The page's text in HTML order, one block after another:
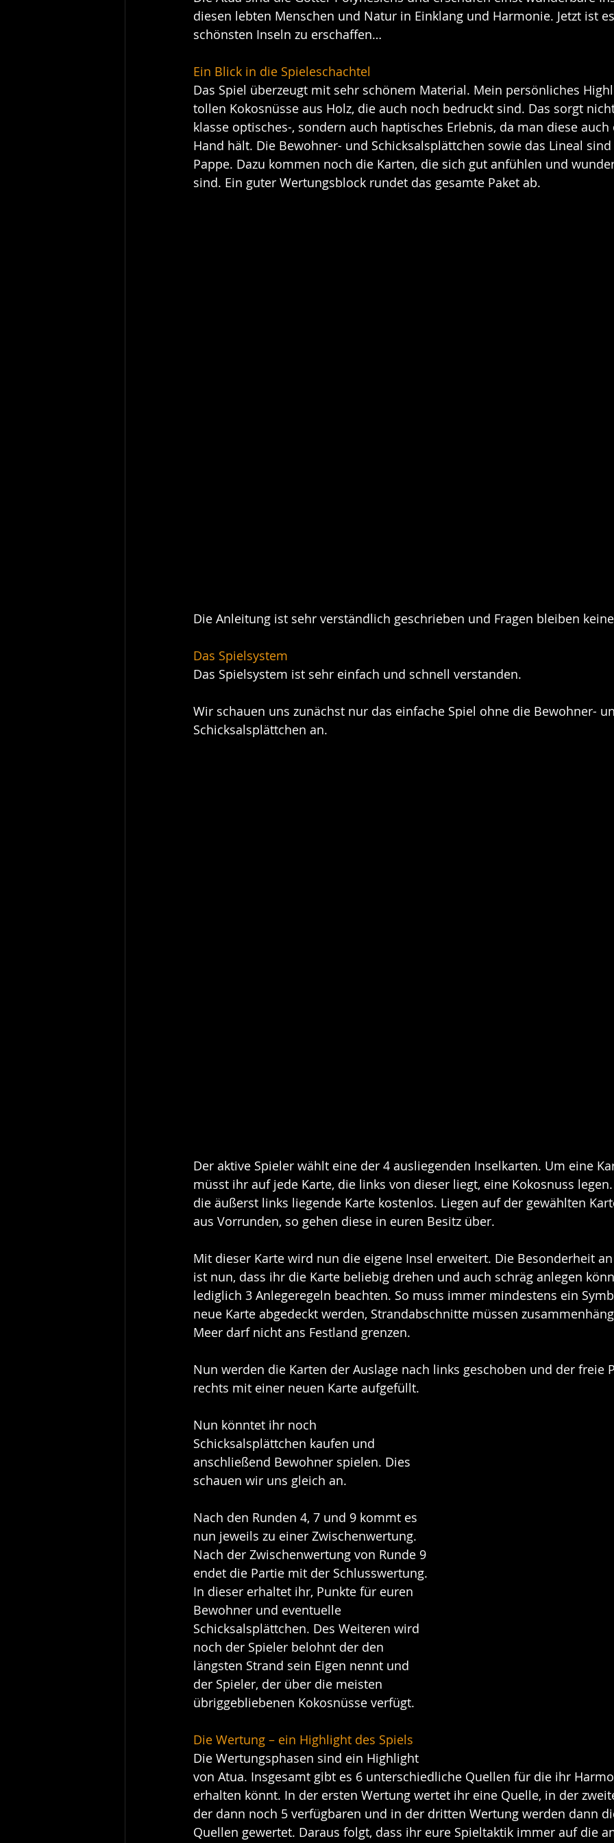
diesen lebten Menschen und Natur in Einklang und Harmonie. Jetzt ist
schönsten Inseln zu erschaffen…
Ein Blick in die Spieleschachtel
Das Spiel überzeugt mit sehr schönem Material. Mein persönliches
tollen Kokosnüsse aus Holz, die auch noch bedruckt sind. Das sorgt
klasse optisches-, sondern auch haptisches Erlebnis, da man diese
Hand hält. Die Bewohner- und Schicksalsplättchen sowie das Lineal
Pappe. Dazu kommen noch die Karten, die sich gut anfühlen und
sind. Ein guter Wertungsblock rundet das gesamte Paket ab.
Die Anleitung ist sehr verständlich geschrieben und Fragen bleiben
Das Spielsystem
Das Spielsystem ist sehr einfach und schnell verstanden.
Wir schauen uns zunächst nur das einfache Spiel ohne die Bewohner-
Schicksalsplättchen an.
Der aktive Spieler wählt eine der 4 ausliegenden Inselkarten. Um eine
müsst ihr auf jede Karte, die links von dieser liegt, eine Kokosnuss
die äußerst links liegende Karte kostenlos. Liegen auf der gewählten
aus Vorrunden, so gehen diese in euren Besitz über.
Mit dieser Karte wird nun die eigene Insel erweitert. Die Besonderheit
ist nun, dass ihr die Karte beliebig drehen und auch schräg anlegen
lediglich 3 Anlegeregeln beachten. So muss immer mindestens ein
neue Karte abgedeckt werden, Strandabschnitte müssen
Meer darf nicht ans Festland grenzen.
Nun werden die Karten der Auslage nach links geschoben und der freie
rechts mit einer neuen Karte aufgefüllt.
Nun könntet ihr noch
Schicksalsplättchen kaufen und
anschließend Bewohner spielen. Dies
schauen wir uns gleich an.
Nach den Runden 4, 7 und 9 kommt es
nun jeweils zu einer Zwischenwertung.
Nach der Zwischenwertung von Runde 9
endet die Partie mit der Schlusswertung.
In dieser erhaltet ihr, Punkte für euren
Bewohner und eventuelle
Schicksalsplättchen. Des Weiteren wird
noch der Spieler belohnt der den
längsten Strand sein Eigen nennt und
der Spieler, der über die meisten
übriggebliebenen Kokosnüsse verfügt.
Die Wertung – ein Highlight des Spiels
Die Wertungsphasen sind ein Highlight
von Atua. Insgesamt gibt es 6 unterschiedliche Quellen für die ihr
erhalten könnt. In der ersten Wertung wertet ihr eine Quelle, in der
der dann noch 5 verfügbaren und in der dritten Wertung werden dann
Quellen gewertet. Daraus folgt, dass ihr eure Spieltaktik immer auf die